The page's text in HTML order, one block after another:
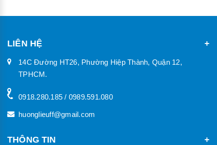
LIÊN HỆ
14C Đường HT26, Phường Hiệp Thành, Quận 12,
TPHCM.
0918.280.185 / 0989.591.080
huonglieuff@gmail.com
THÔNG TIN